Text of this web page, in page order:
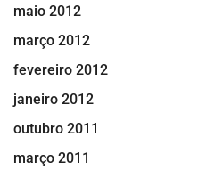
maio 2012
março 2012
fevereiro 2012
janeiro 2012
outubro 2011
março 2011